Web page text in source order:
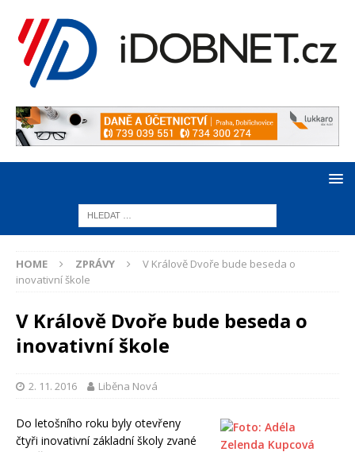
HOME ZPRÁVY
V Králově Dvoře bude beseda o
inovativní škole
V Králově Dvoře bude beseda o
inovativní škole
2. 11. 2016 Liběna Nová
Do letošního roku byly otevřeny
čtyři inovativní základní školy zvané